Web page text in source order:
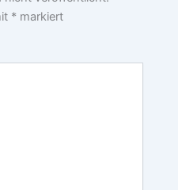
* markiert